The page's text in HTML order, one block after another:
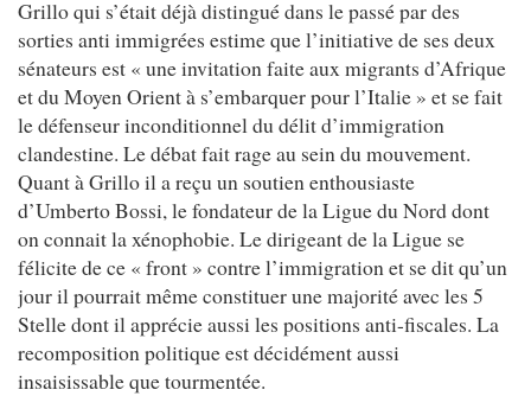
Grillo qui s’était déjà distingué dans le passé par des
sorties anti immigrées estime que l’initiative de ses deux
sénateurs est « une invitation faite aux migrants d’Afrique
et du Moyen Orient à s’embarquer pour l’Italie » et se fait
le défenseur inconditionnel du délit d’immigration
clandestine. Le débat fait rage au sein du mouvement.
Quant à Grillo il a reçu un soutien enthousiaste
d’Umberto Bossi, le fondateur de la Ligue du Nord dont
on connait la xénophobie. Le dirigeant de la Ligue se
félicite de ce « front » contre l’immigration et se dit qu’un
jour il pourrait même constituer une majorité avec les 5
Stelle dont il apprécie aussi les positions anti-fiscales. La
recomposition politique est décidément aussi
insaisissable que tourmentée.